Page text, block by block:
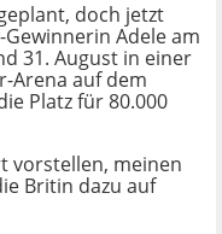
doch jetzt
Adele am
31. August in einer
Arena auf dem
Platz für 80.000
vorstellen, meinen
Britin dazu auf